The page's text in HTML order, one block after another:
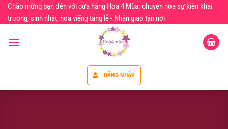
Chuyển
đến
dung
Chào mừng bạn đến với cửa hàng Hoa 4 Mùa: chuyên hoa sự kiện khai
trương, sinh nhật, hoa viếng tang lễ - Nhận giao tận nơi
ĐĂNG NHẬP